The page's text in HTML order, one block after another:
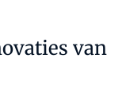
van